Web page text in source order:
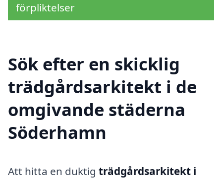
förpliktelser
Sök efter en skicklig
trädgårdsarkitekt i de
omgivande städerna
Söderhamn
Att hitta en duktig trädgårdsarkitekt i